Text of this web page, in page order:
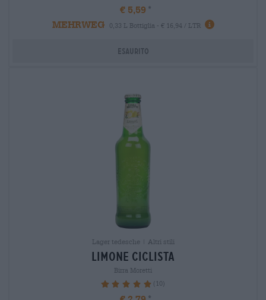
€ 5,59
MEHRWEG
0,33 L Bottiglia - € 16,94 / LTR
Esaurito
Lager tedesche | Altri stili
limone Ciclista
Birra Moretti
100% (10)